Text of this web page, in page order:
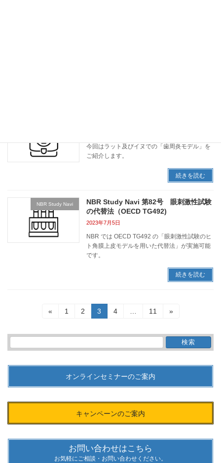
今回はラット及びイヌでの「歯周炎モデル」を
ご紹介します。
続きを読む
NBR Study Navi
NBR Study Navi 第82号 眼刺激性試験
の代替法（OECD TG492)
2023年7月5日
NBR では OECD TG492 の「眼刺激性試験のヒ
ト角膜上皮モデルを用いた代替法」が実施可能
です。
続きを読む
ジ
り
«
固
ー
ジ
1
固
ー
ジ
2
固
定
ー
ジ
3
固
ー
ジ
4
固
ー
ジ
11 »
検
索:
オンラインセミナーのご案内
キャンペーンのご案内
お問い合わせはこちら
お気軽にご相談・お問い合わせください。